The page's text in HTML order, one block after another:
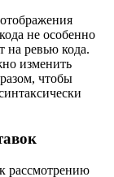
не особенно
на ревью кода.
изменить
чтобы
рассмотрению